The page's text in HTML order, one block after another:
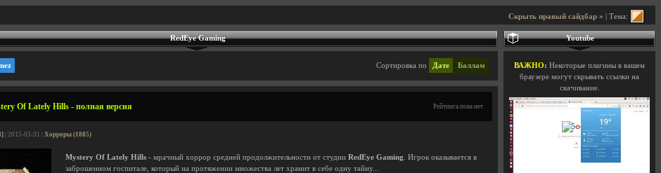
Скрыть правый сайдбар » | Тема:
RedEye Gaming
Сортировка по Дате Баллам
Of Lately Hills - полная версия Рейтинга пока нет
| 2015-03-31 | Хорроры (1885)
Mystery Of Lately Hills - мрачный хоррор средней продолжительности от студии RedEye Gaming . Игрок оказывается в
заброшенном госпитале, который на протяжении множества лет хранит в себе одну тайну...
Youtube
ВАЖНО: Некоторые плагины в вашем
браузере могут скрывать ссылки на
скачивание.